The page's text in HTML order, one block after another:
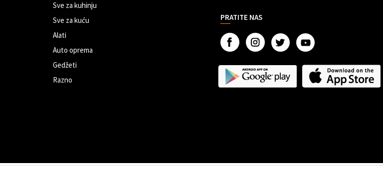
Sve za kuhinju
Sve za kuću
Alati
Auto oprema
Gedžeti
Razno
PRATITE NAS